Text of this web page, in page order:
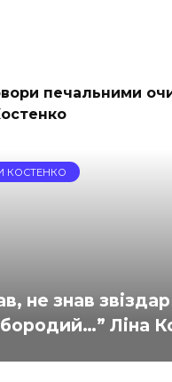
печальними
КОСТЕНКО
не знав звіздар
Ліна